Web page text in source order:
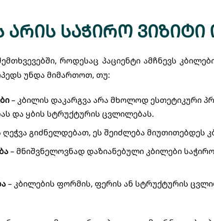
საჭირო
როდესაც პაციენტი ამჩნევს
უნდა მიმართოთ, თუ:
– კბილის დაკარგვა არა მხოლოდ ესთეტიკური
და ყბის სტრუქტურის ცვლილებას.
ღეჭვა გიძნელდებათ, ეს შეიძლება მიუთითებდეს
– მნიშვნელოვნად დაზიანებული კბილები
– კბილების ფორმის, ფერის ან სტრუქტურის